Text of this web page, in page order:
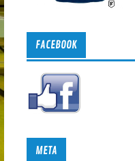
FACEBOOK
META